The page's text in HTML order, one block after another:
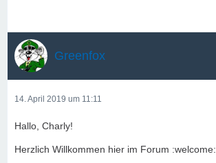
Greenfox
14. April 2019 um 11:11
Hallo, Charly!
Herzlich Willkommen hier im Forum :welcome: